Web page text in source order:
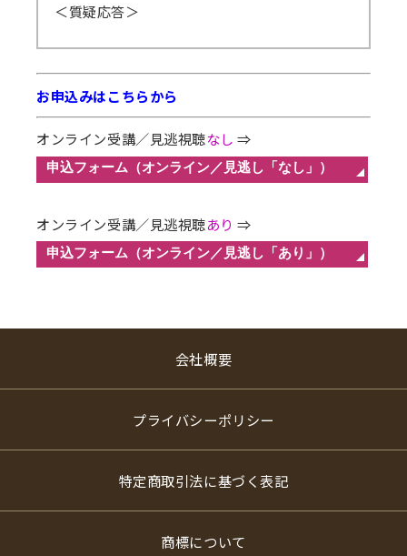
＜質疑応答＞
お申込みはこちらから
オンライン受講／見逃視聴なし ⇒
オンライン受講／見逃視聴あり ⇒
会社概要
プライバシーポリシー
特定商取引法に基づく表記
商標について